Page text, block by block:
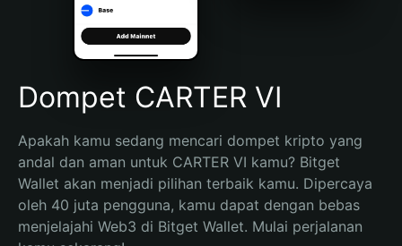
Português (Brasil)
Español (Argentina)
Dompet CARTER VI
Apakah kamu sedang mencari dompet kripto yang
andal dan aman untuk CARTER VI kamu? Bitget
Wallet akan menjadi pilihan terbaik kamu. Dipercaya
oleh 40 juta pengguna, kamu dapat dengan bebas
menjelajahi Web3 di Bitget Wallet. Mulai perjalanan